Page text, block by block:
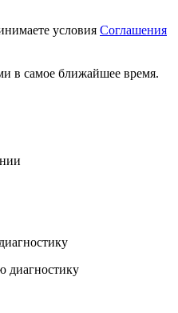
условия Соглашения
в самое ближайшее время.
диагностику